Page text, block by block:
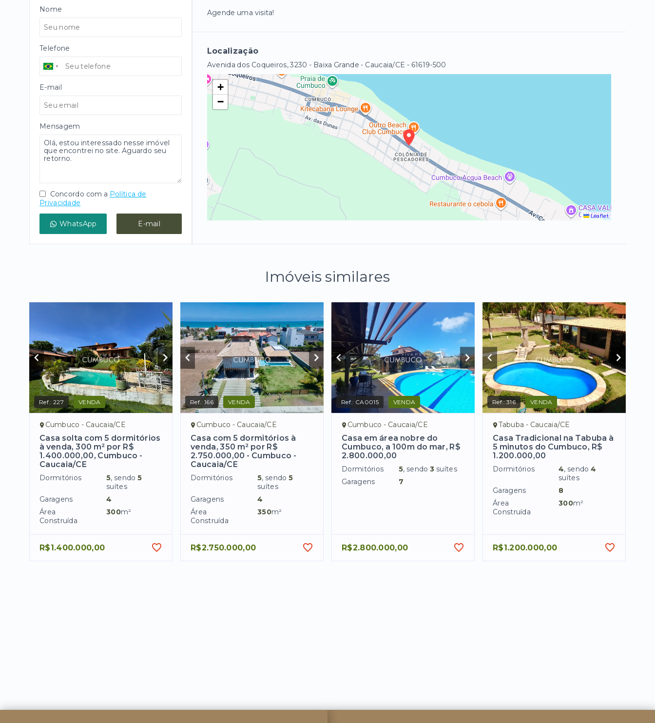
Agende uma visita!
Localização
Avenida dos Coqueiros, 3230 - Baixa Grande - Caucaia/CE - 61619-500
+
−
Leaflet
Nome
Telefone
E-mail
Mensagem
Concordo com a Política de
Privacidade
WhatsApp E-mail
Imóveis similares
Ref.:227 VENDA
Cumbuco - Caucaia/CE
Casa solta com 5 dormitórios
à venda, 300 m² por R$
1.400.000,00, Cumbuco -
Caucaia/CE
Dormitórios 5, sendo5
suítes
Garagens
4
Área
Construída
300m²
R$1.400.000,00
Ref.:166 VENDA
Cumbuco - Caucaia/CE
Casa com 5 dormitórios à
venda, 350 m² por R$
2.750.000,00 - Cumbuco -
Caucaia/CE
Dormitórios 5, sendo5
suítes
Garagens
4
Área
Construída
350m²
R$2.750.000,00
Ref.: CA0015 VENDA
Cumbuco - Caucaia/CE
Casa em área nobre do
Cumbuco, a 100m do mar, R$
2.800.000,00
Dormitórios 5, sendo3 suítes
Garagens
7
R$2.800.000,00
Ref.:316 VENDA
Tabuba - Caucaia/CE
Casa Tradicional na Tabuba à
5 minutos do Cumbuco, R$
1.200.000,00
Dormitórios 4, sendo4
suítes
Garagens
8
Área
Construída
300m²
R$1.200.000,00